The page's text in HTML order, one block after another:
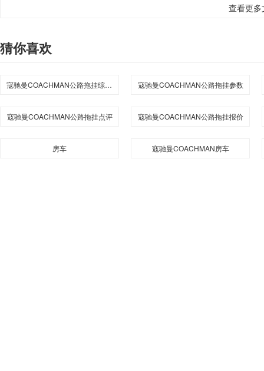
查看更多
猜你喜欢
寇驰曼COACHMAN公路拖挂综述介绍 寇驰曼COACHMAN公路拖挂参数
寇驰曼COACHMAN公路拖挂点评 寇驰曼COACHMAN公路拖挂报价
房车 寇驰曼COACHMAN房车